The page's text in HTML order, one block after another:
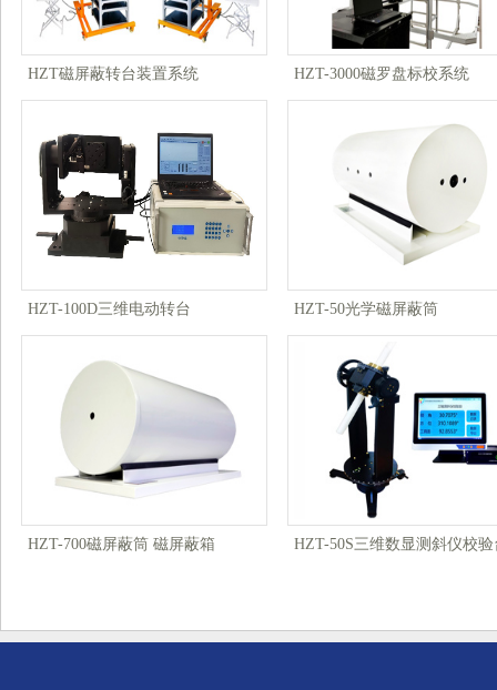
HZT磁屏蔽转台装置系统 HZT-3000磁罗盘标校系统
HZT-100D三维电动转台 HZT-50光学磁屏蔽筒
HZT-700磁屏蔽筒 磁屏蔽箱 HZT-50S三维数显测斜仪校验